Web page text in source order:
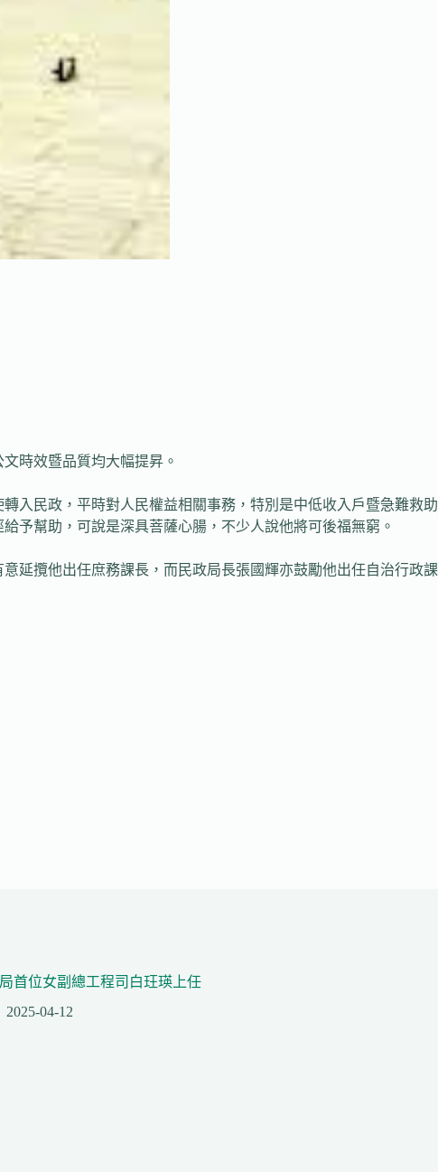
時效暨品質均大幅提昇。
民政，平時對人民權益相關事務，特別是中低收入戶暨急難救助
予幫助，可說是深具菩薩心腸，不少人說他將可後福無窮。
攬他出任庶務課長，而民政局長張國輝亦鼓勵他出任自治行政課
首位女副總工程司白玨瑛上任
2025-04-12